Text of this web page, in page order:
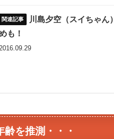
川島夕空（スイちゃん
も！
2016.09.29
齢を推測・・・